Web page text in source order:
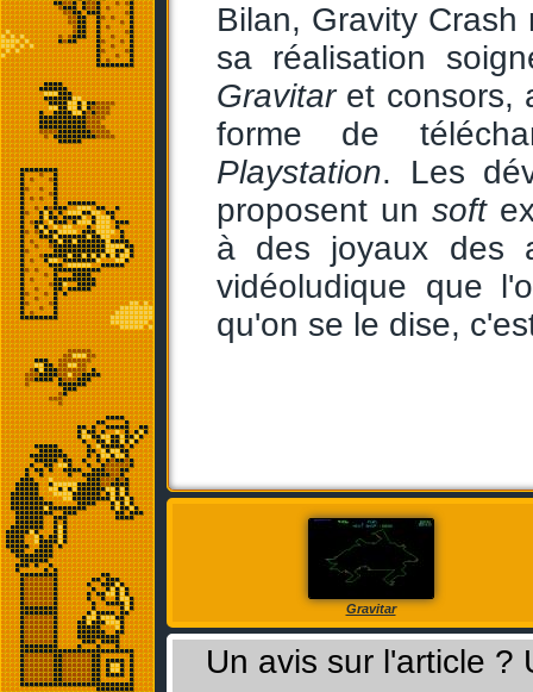
Bilan, Gravity
sa réalisation
Gravitaret consors,
forme de
Playstation. Les
proposent un soft
à des joyaux des
vidéoludique que
qu'on se le dise,
Gravitar
Un avis sur l'article